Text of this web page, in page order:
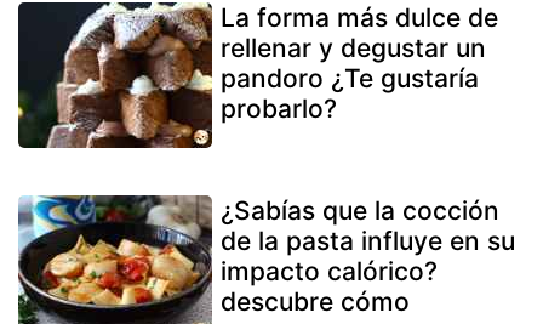
La forma más dulce de
rellenar y degustar un
pandoro ¿Te gustaría
probarlo?
¿Sabías que la cocción
de la pasta influye en su
impacto calórico?
descubre cómo